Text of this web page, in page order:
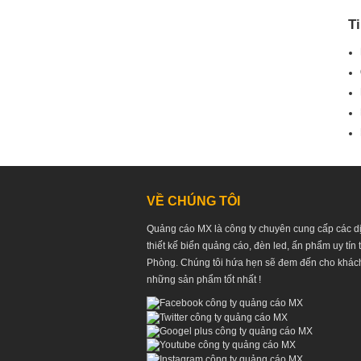
VỀ CHÚNG TÔI
Quảng cáo MX là công ty chuyên cung cấp các
thiết kế biển quảng cáo, đèn led, ấn phẩm uy tín
Phòng. Chúng tôi hứa hẹn sẽ đem đến cho
những sản phẩm tốt nhất !